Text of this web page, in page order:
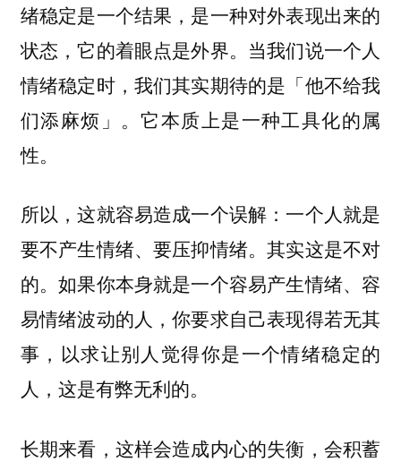
绪稳定是一个结果，是一种对外表现出来的
状态，它的着眼点是外界。当我们说一个人
情绪稳定时，我们其实期待的是「他不给我
们添麻烦」。它本质上是一种工具化的属
性。
所以，这就容易造成一个误解：一个人就是
要不产生情绪、要压抑情绪。其实这是不对
的。如果你本身就是一个容易产生情绪、容
易情绪波动的人，你要求自己表现得若无其
事，以求让别人觉得你是一个情绪稳定的
人，这是有弊无利的。
长期来看，这样会造成内心的失衡，会积蓄